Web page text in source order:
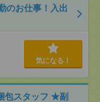
のお仕事！入出
気になる！
包スタッフ ★副